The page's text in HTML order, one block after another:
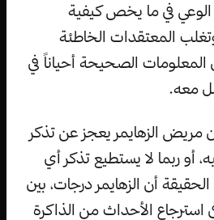
الوعي في ما يخص كيفية
المعتقدات الخاطئة
الصحيحة أحياناً في
معه.
مريض الزهايمر يعجز عن تذكر
أو ربما لا يستطيع تذكر أي
أن الزهايمر درجات، بين
الأحداث من الذاكرة